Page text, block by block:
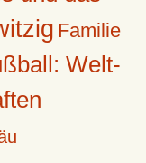
Familie
Welt-